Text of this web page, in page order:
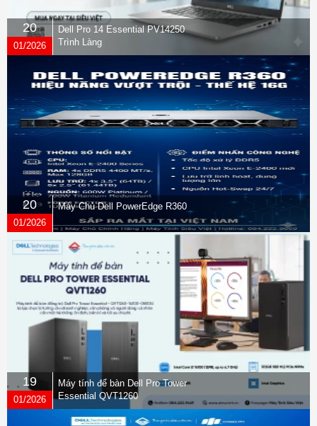
20
01/2026
Dell Pro 14 Essential PV14250
Trình Làng
20
01/2026
Máy Chủ Dell PowerEdge R360
19
01/2026
Máy tính để bàn Dell Pro Tower
Essential QVT1260